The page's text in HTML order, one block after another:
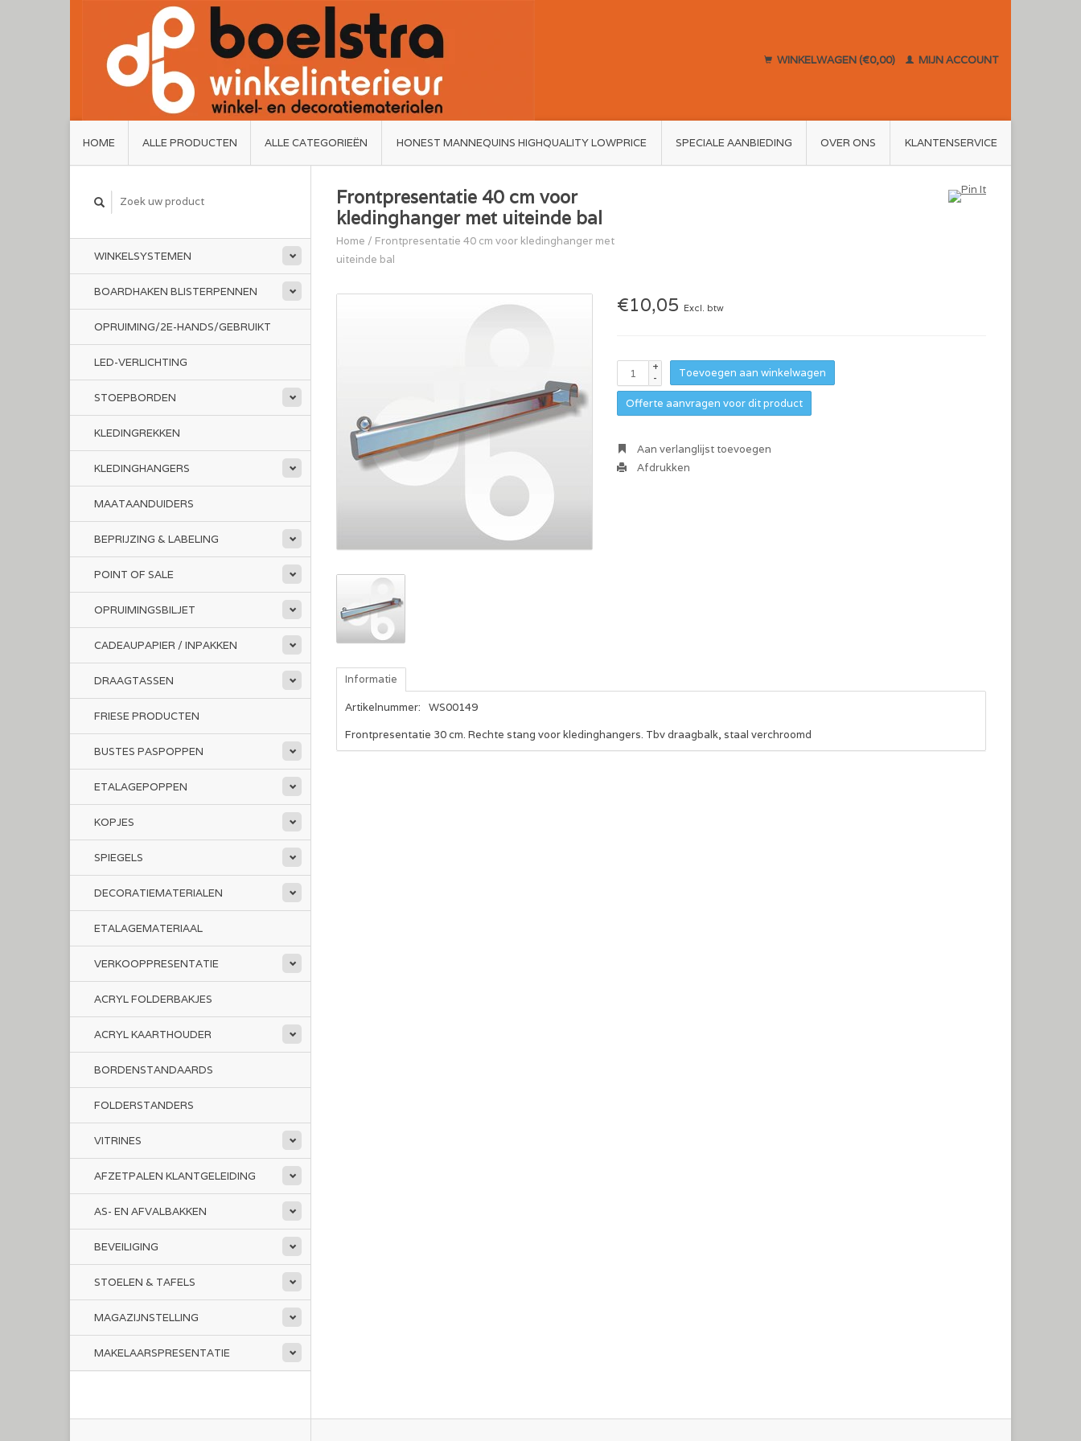
WINKELWAGEN (€0,00) MIJN ACCOUNT
HOME ALLE PRODUCTEN ALLE CATEGORIEËN HONEST MANNEQUINS HIGHQUALITY LOWPRICE SPECIALE AANBIEDING OVER ONS KLANTENSERVICE
WINKELSYSTEMEN
BOARDHAKEN BLISTERPENNEN
OPRUIMING/2E-HANDS/GEBRUIKT
LED-VERLICHTING
STOEPBORDEN
KLEDINGREKKEN
KLEDINGHANGERS
MAATAANDUIDERS
BEPRIJZING & LABELING
POINT OF SALE
OPRUIMINGSBILJET
CADEAUPAPIER / INPAKKEN
DRAAGTASSEN
FRIESE PRODUCTEN
BUSTES PASPOPPEN
ETALAGEPOPPEN
KOPJES
SPIEGELS
DECORATIEMATERIALEN
ETALAGEMATERIAAL
VERKOOPPRESENTATIE
ACRYL FOLDERBAKJES
ACRYL KAARTHOUDER
BORDENSTANDAARDS
FOLDERSTANDERS
VITRINES
AFZETPALEN KLANTGELEIDING
AS- EN AFVALBAKKEN
BEVEILIGING
STOELEN & TAFELS
MAGAZIJNSTELLING
MAKELAARSPRESENTATIE
Frontpresentatie 40 cm voor
kledinghanger met uiteinde bal
Home / Frontpresentatie 40 cm voor kledinghanger met
uiteinde bal
€10,05 Excl. btw
+
-
Toevoegen aan winkelwagen
Offerte aanvragen voor dit product
Aan verlanglijst toevoegen
Afdrukken
Informatie
Artikelnummer:
WS00149
Frontpresentatie 30 cm. Rechte stang voor kledinghangers. Tbv draagbalk, staal verchroomd